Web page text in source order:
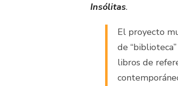
Insólitas.
El proyecto
de
libros de